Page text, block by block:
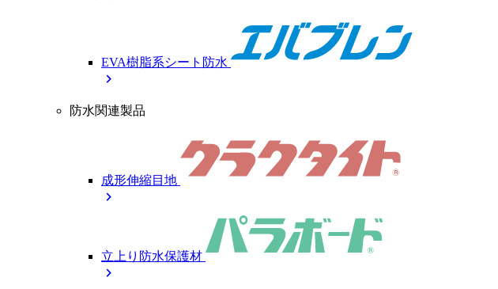
EVA樹脂系シート防水
chevron_right
防水関連製品
成形伸縮目地
chevron_right
立上り防水保護材
chevron_right